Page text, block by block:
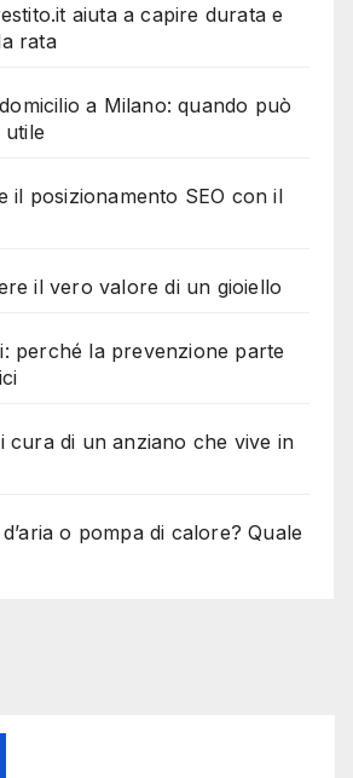
aiuta a capire durata e
rata
a Milano: quando può
utile
il posizionamento SEO con il
il vero valore di un gioiello
perché la prevenzione parte
cura di un anziano che vive in
o pompa di calore? Quale